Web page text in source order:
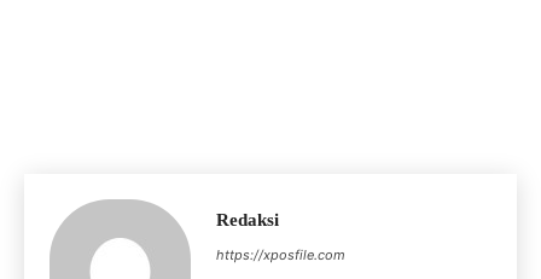
Redaksi
https://xposfile.com